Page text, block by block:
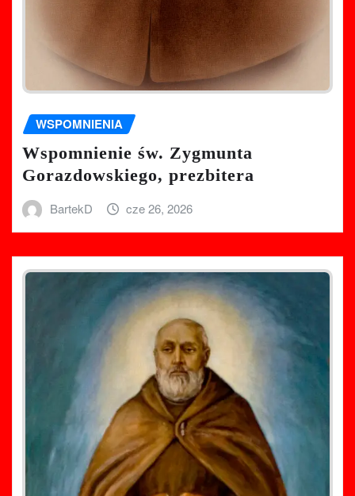
WSPOMNIENIA
Wspomnienie św. Zygmunta
Gorazdowskiego, prezbitera
BartekD cze 26, 2026